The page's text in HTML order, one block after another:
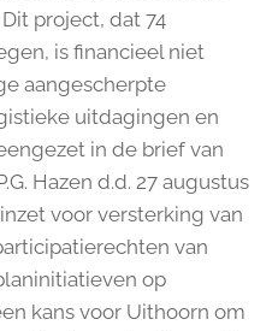
project, dat 74
is financieel niet
aangescherpte
uitdagingen en
in de brief van
Hazen d.d. 27 augustus
voor versterking van
van
op
kans voor Uithoorn om